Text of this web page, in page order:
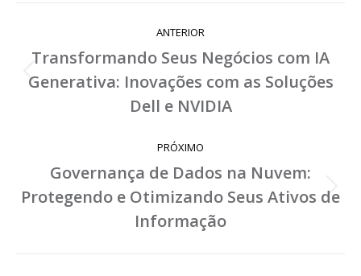
Navegação
de
post:
ANTERIOR
Post
anterior:
Transformando Seus Negócios com IA
Generativa: Inovações com as Soluções
Dell e NVIDIA
PRÓXIMO
Próximo
post:
Governança de Dados na Nuvem:
Protegendo e Otimizando Seus Ativos de
Informação